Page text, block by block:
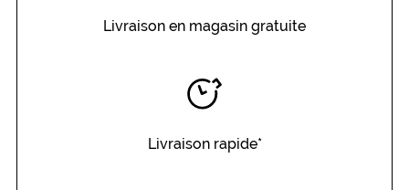
Livraison en magasin gratuite
Livraison rapide*